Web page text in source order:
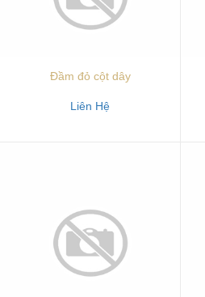
Đầm đỏ cột dây
Liên Hệ